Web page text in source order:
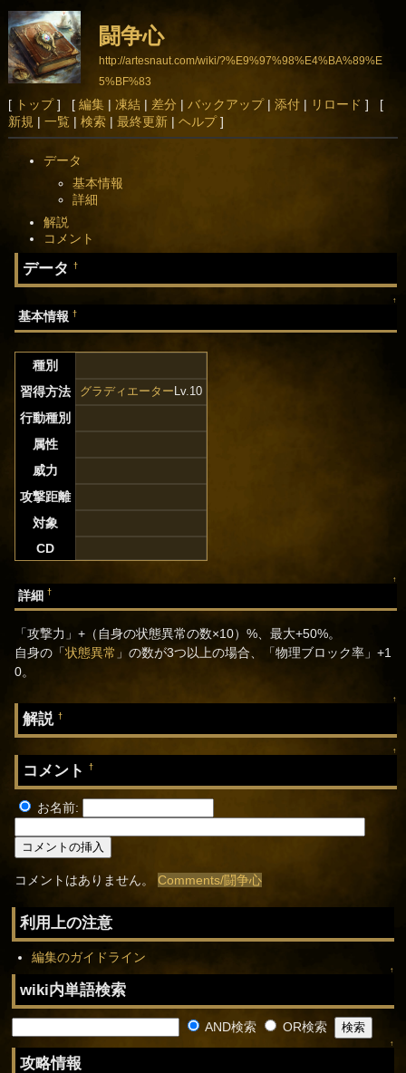
闘争心
http://artesnaut.com/wiki/?%E9%97%98%E4%BA%89%E
5%BF%83
[ トップ] [ 編集| 凍結| 差分 | バックアップ| 添付| リロード ] [
新規 | 一覧 | 検索| 最終更新| ヘルプ]
データ
基本情報
詳細
解説
コメント
データ†
↑
基本情報†
種別
習得方法
グラディエーター Lv.10
行動種別
属性
威力
攻撃距離
対象
CD
↑
詳細†
「攻撃力」+（自身の状態異常の数×10）%、最大+50%。
自身の「状態異常 」の数が3つ以上の場合、「物理ブロック率」+1
0。
↑
解説†
↑
コメント†
お名前:
コメントはありません。Comments/闘争心
利用上の注意
編集のガイドライン
↑
wiki内単語検索
AND検索 OR検索
↑
攻略情報